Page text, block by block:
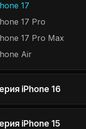
17
17 Pro
17 Pro Max
Air
iPhone 16
iPhone 15